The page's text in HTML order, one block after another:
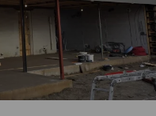
Bekijk